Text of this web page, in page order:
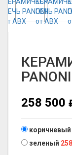
258 500
коричневый
зеленый